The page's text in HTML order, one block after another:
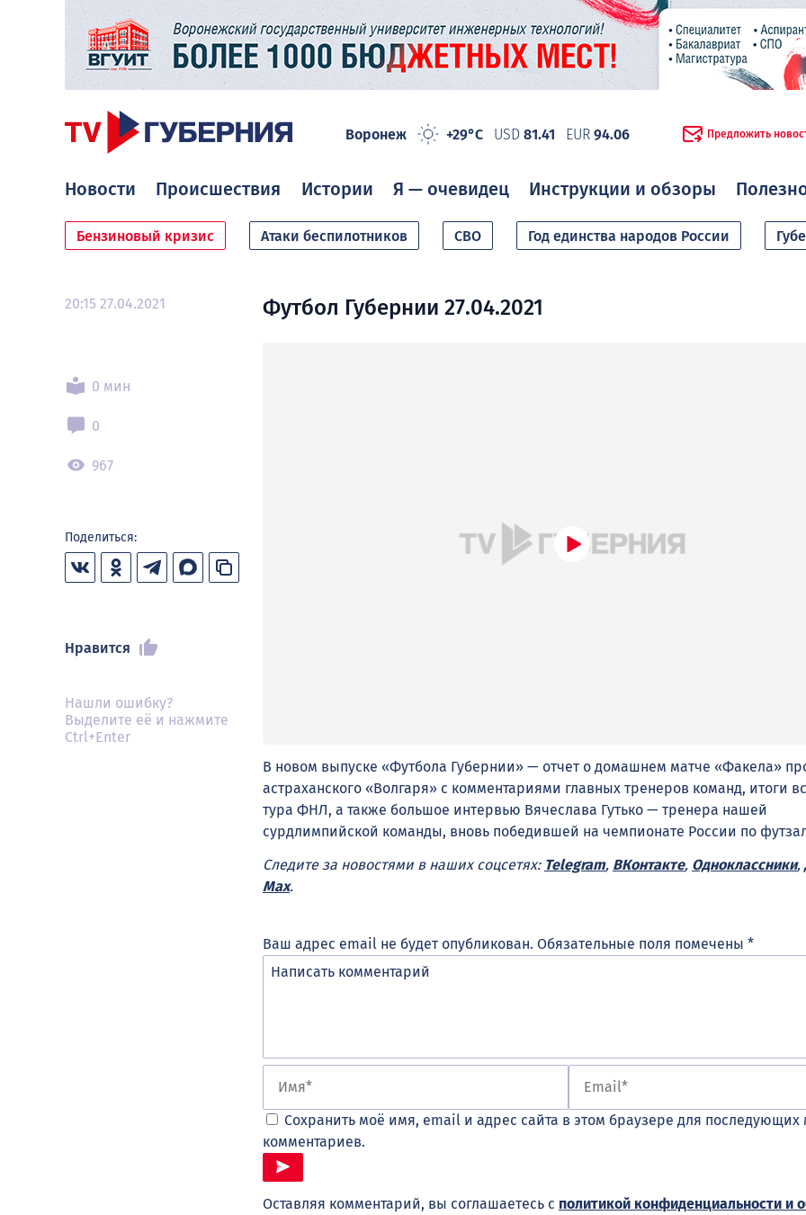
Воронеж +29°C USD 81.41 EUR 94.06 Предложить
Новости Происшествия Истории Я — очевидец Инструкции и обзоры
Бензиновый кризис Атаки беспилотников СВО Год единства народов России
20:15 27.04.2021
0 мин
0
967
Поделиться:
Нравится
Нашли ошибку?
Выделите её и нажмите
Ctrl+Enter
Футбол Губернии 27.04.2021
В новом выпуске «Футбола Губернии» — отчет о домашнем матче «Факела»
астраханского «Волгаря» с комментариями главных тренеров команд, итоги
тура ФНЛ, а также большое интервью Вячеслава Гутько — тренера нашей
сурдлимпийской команды, вновь победившей на чемпионате России по
Следите за новостями в наших соцсетях: Telegram, ВКонтакте, Одноклассники,
Max.
Ваш адрес email не будет опубликован. Обязательные поля помечены *
Сохранить моё имя, email и адрес сайта в этом браузере для последующих
комментариев.
Оставляя комментарий, вы соглашаетесь с политикой конфиденциальности и